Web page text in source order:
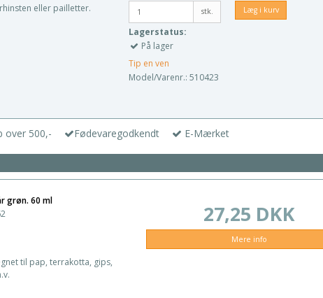
eller pailletter.
stk. Læg i kurv
Lagerstatus:
På lager
Tip en ven
Model/Varenr.: 510423
over 500,- Fødevaregodkendt E-Mærket
grøn. 60 ml
til pap, terrakotta, gips,
27,25 DKK
Mere info